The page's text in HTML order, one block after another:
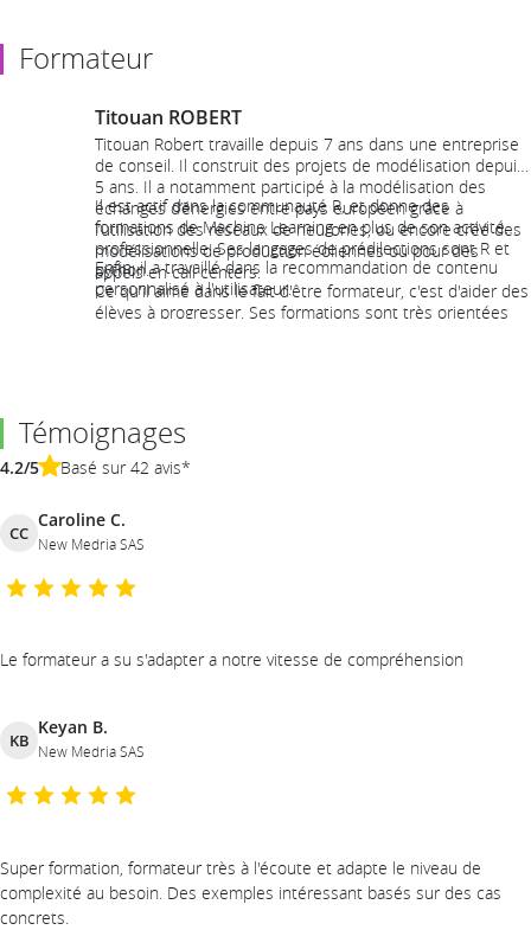
Formateur
Titouan ROBERT
Titouan Robert travaille depuis 7 ans dans une entreprise
de conseil. Il construit des projets de modélisation depuis
5 ans. Il a notamment participé à la modélisation des
échanges d’énergies entre pays européen grâce à
l’utilisation des réseaux de neurones, ou encore créé des
modélisations de production éoliennes ou pour des
appels en call centers.
Il est actif dans la communauté R, et donne des
formations de Machine Learning en plus de son activité
professionnelle. Ses langages de prédilections sont R et
python.
Ce qu'il aime dans le fait d'être formateur, c'est d'aider des
élèves à progresser. Ses formations sont très orientées
Enfin, il a travaillé dans la recommandation de contenu
personnalisé à l'utilisateur.
Témoignages
4.2/5 Basé sur 42 avis*
CC
Caroline C.
New Medria SAS
Le formateur a su s'adapter a notre vitesse de compréhension
KB
Keyan B.
New Medria SAS
Super formation, formateur très à l'écoute et adapte le niveau de
complexité au besoin. Des exemples intéressant basés sur des cas
concrets.